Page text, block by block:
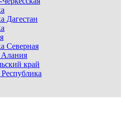
Дагестан
Северная
край